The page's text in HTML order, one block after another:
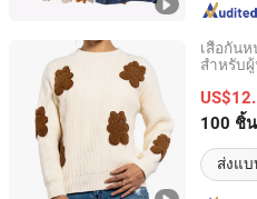
เสื้อกัน
สำหรับ
100 ชิ้น
ส่งแ
Spring Fashion Co., Ltd
Guangdong, China